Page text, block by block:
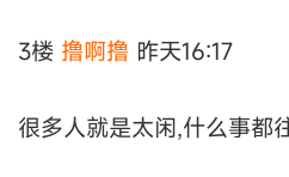
3楼 撸啊撸 昨天16:17
很多人就是太闲,什么事都